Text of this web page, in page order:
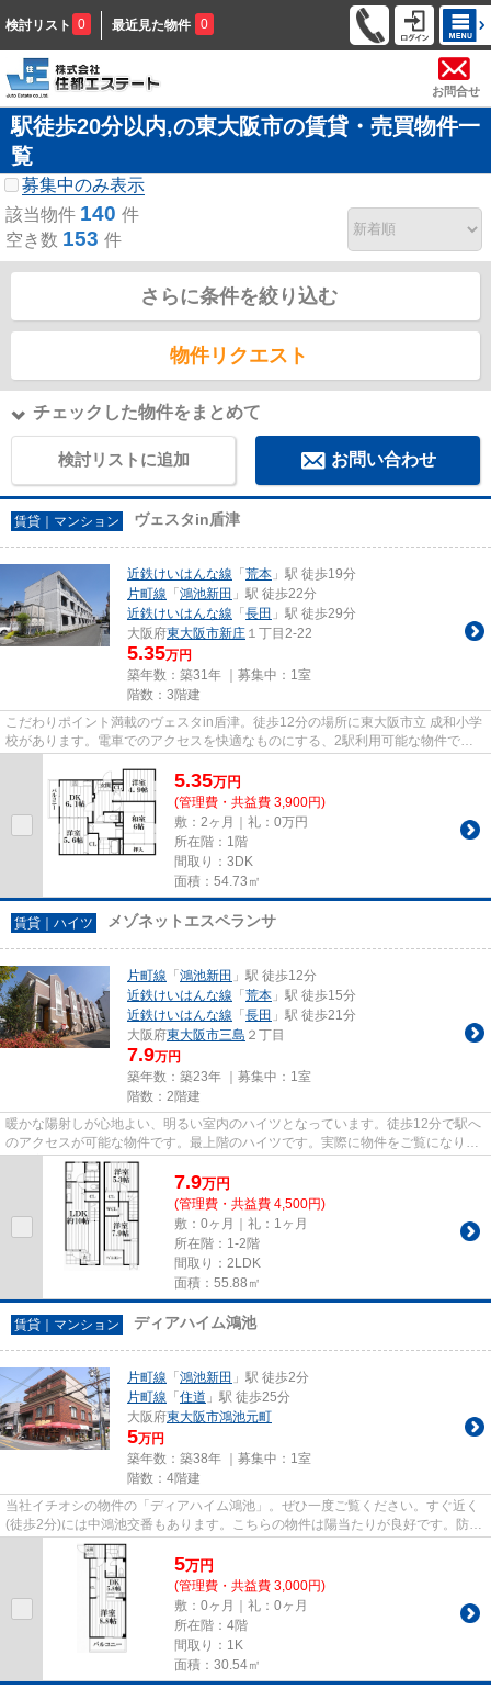
検討リスト 0 最近見た物件 0
お問合せ
駅徒歩20分以内,の東大阪市の賃貸・売買物件一
覧
募集中のみ表示
該当物件 140 件
空き数 153 件
さらに条件を絞り込む
物件リクエスト
チェックした物件をまとめて
検討リストに追加 お問い合わせ
賃貸｜マンション ヴェスタin盾津
近鉄けいはんな線 「 荒本 」駅 徒歩19分
片町線 「 鴻池新田 」駅 徒歩22分
近鉄けいはんな線 「 長田 」駅 徒歩29分
大阪府東大阪市新庄 １丁目2-22
5.35万円
築年数：築31年 ｜募集中： 1室
階数：3階建
こだわりポイント満載のヴェスタin盾津。徒歩12分の場所に東大阪市立 成和小学
校があります。電車でのアクセスを快適なものにする、2駅利用可能な物件で
5.35万円
(管理費・共益費 3,900円)
敷：2ヶ月｜礼：0万円
所在階：1階
間取り：3DK
面積：54.73㎡
賃貸｜ハイツ メゾネットエスペランサ
片町線 「 鴻池新田 」駅 徒歩12分
近鉄けいはんな線 「 荒本 」駅 徒歩15分
近鉄けいはんな線 「 長田 」駅 徒歩21分
大阪府東大阪市三島 ２丁目
7.9万円
築年数：築23年 ｜募集中： 1室
階数：2階建
暖かな陽射しが心地よい、明るい室内のハイツとなっています。徒歩12分で駅へ
のアクセスが可能な物件です。最上階のハイツです。実際に物件をご覧になりた
いお客様は、スタッフまでご...
7.9万円
(管理費・共益費 4,500円)
敷：0ヶ月｜礼：1ヶ月
所在階：1-2階
間取り：2LDK
面積：55.88㎡
賃貸｜マンション ディアハイム鴻池
片町線 「 鴻池新田 」駅 徒歩2分
片町線 「 住道 」駅 徒歩25分
大阪府東大阪市鴻池元町
5万円
築年数：築38年 ｜募集中： 1室
階数：4階建
当社イチオシの物件の「ディアハイム鴻池」。ぜひ一度ご覧ください。すぐ近く
(徒歩2分)には中鴻池交番もあります。こちらの物件は陽当たりが良好です。防犯
対策もバッチリなマンション...
5万円
(管理費・共益費 3,000円)
敷：0ヶ月｜礼：0ヶ月
所在階：4階
間取り：1K
面積：30.54㎡